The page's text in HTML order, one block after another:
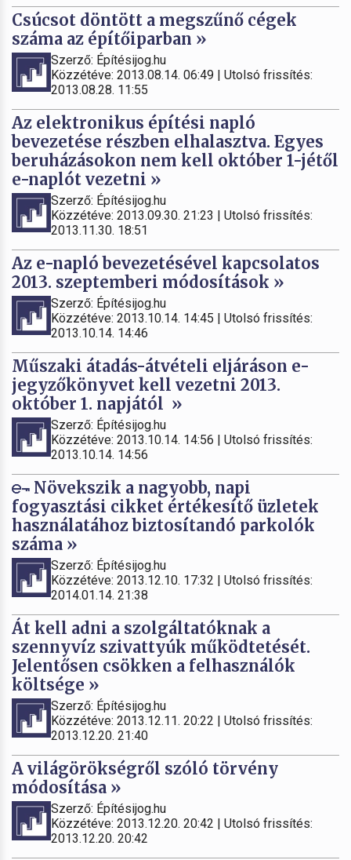
Csúcsot döntött a megszűnő cégek
száma az építőiparban »
Szerző: Építésijog.hu
Közzétéve: 2013.08.14. 06:49 | Utolsó frissítés:
2013.08.28. 11:55
Az elektronikus építési napló
bevezetése részben elhalasztva. Egyes
beruházásokon nem kell október 1-jétől
e-naplót vezetni »
Szerző: Építésijog.hu
Közzétéve: 2013.09.30. 21:23 | Utolsó frissítés:
2013.11.30. 18:51
Az e-napló bevezetésével kapcsolatos
2013. szeptemberi módosítások »
Szerző: Építésijog.hu
Közzétéve: 2013.10.14. 14:45 | Utolsó frissítés:
2013.10.14. 14:46
Műszaki átadás-átvételi eljáráson e-
jegyzőkönyvet kell vezetni 2013.
október 1. napjától »
Szerző: Építésijog.hu
Közzétéve: 2013.10.14. 14:56 | Utolsó frissítés:
2013.10.14. 14:56
Növekszik a nagyobb, napi
fogyasztási cikket értékesítő üzletek
használatához biztosítandó parkolók
száma »
Szerző: Építésijog.hu
Közzétéve: 2013.12.10. 17:32 | Utolsó frissítés:
2014.01.14. 21:38
Át kell adni a szolgáltatóknak a
szennyvíz szivattyúk működtetését.
Jelentősen csökken a felhasználók
költsége »
Szerző: Építésijog.hu
Közzétéve: 2013.12.11. 20:22 | Utolsó frissítés:
2013.12.20. 21:40
A világörökségről szóló törvény
módosítása »
Szerző: Építésijog.hu
Közzétéve: 2013.12.20. 20:42 | Utolsó frissítés:
2013.12.20. 20:42